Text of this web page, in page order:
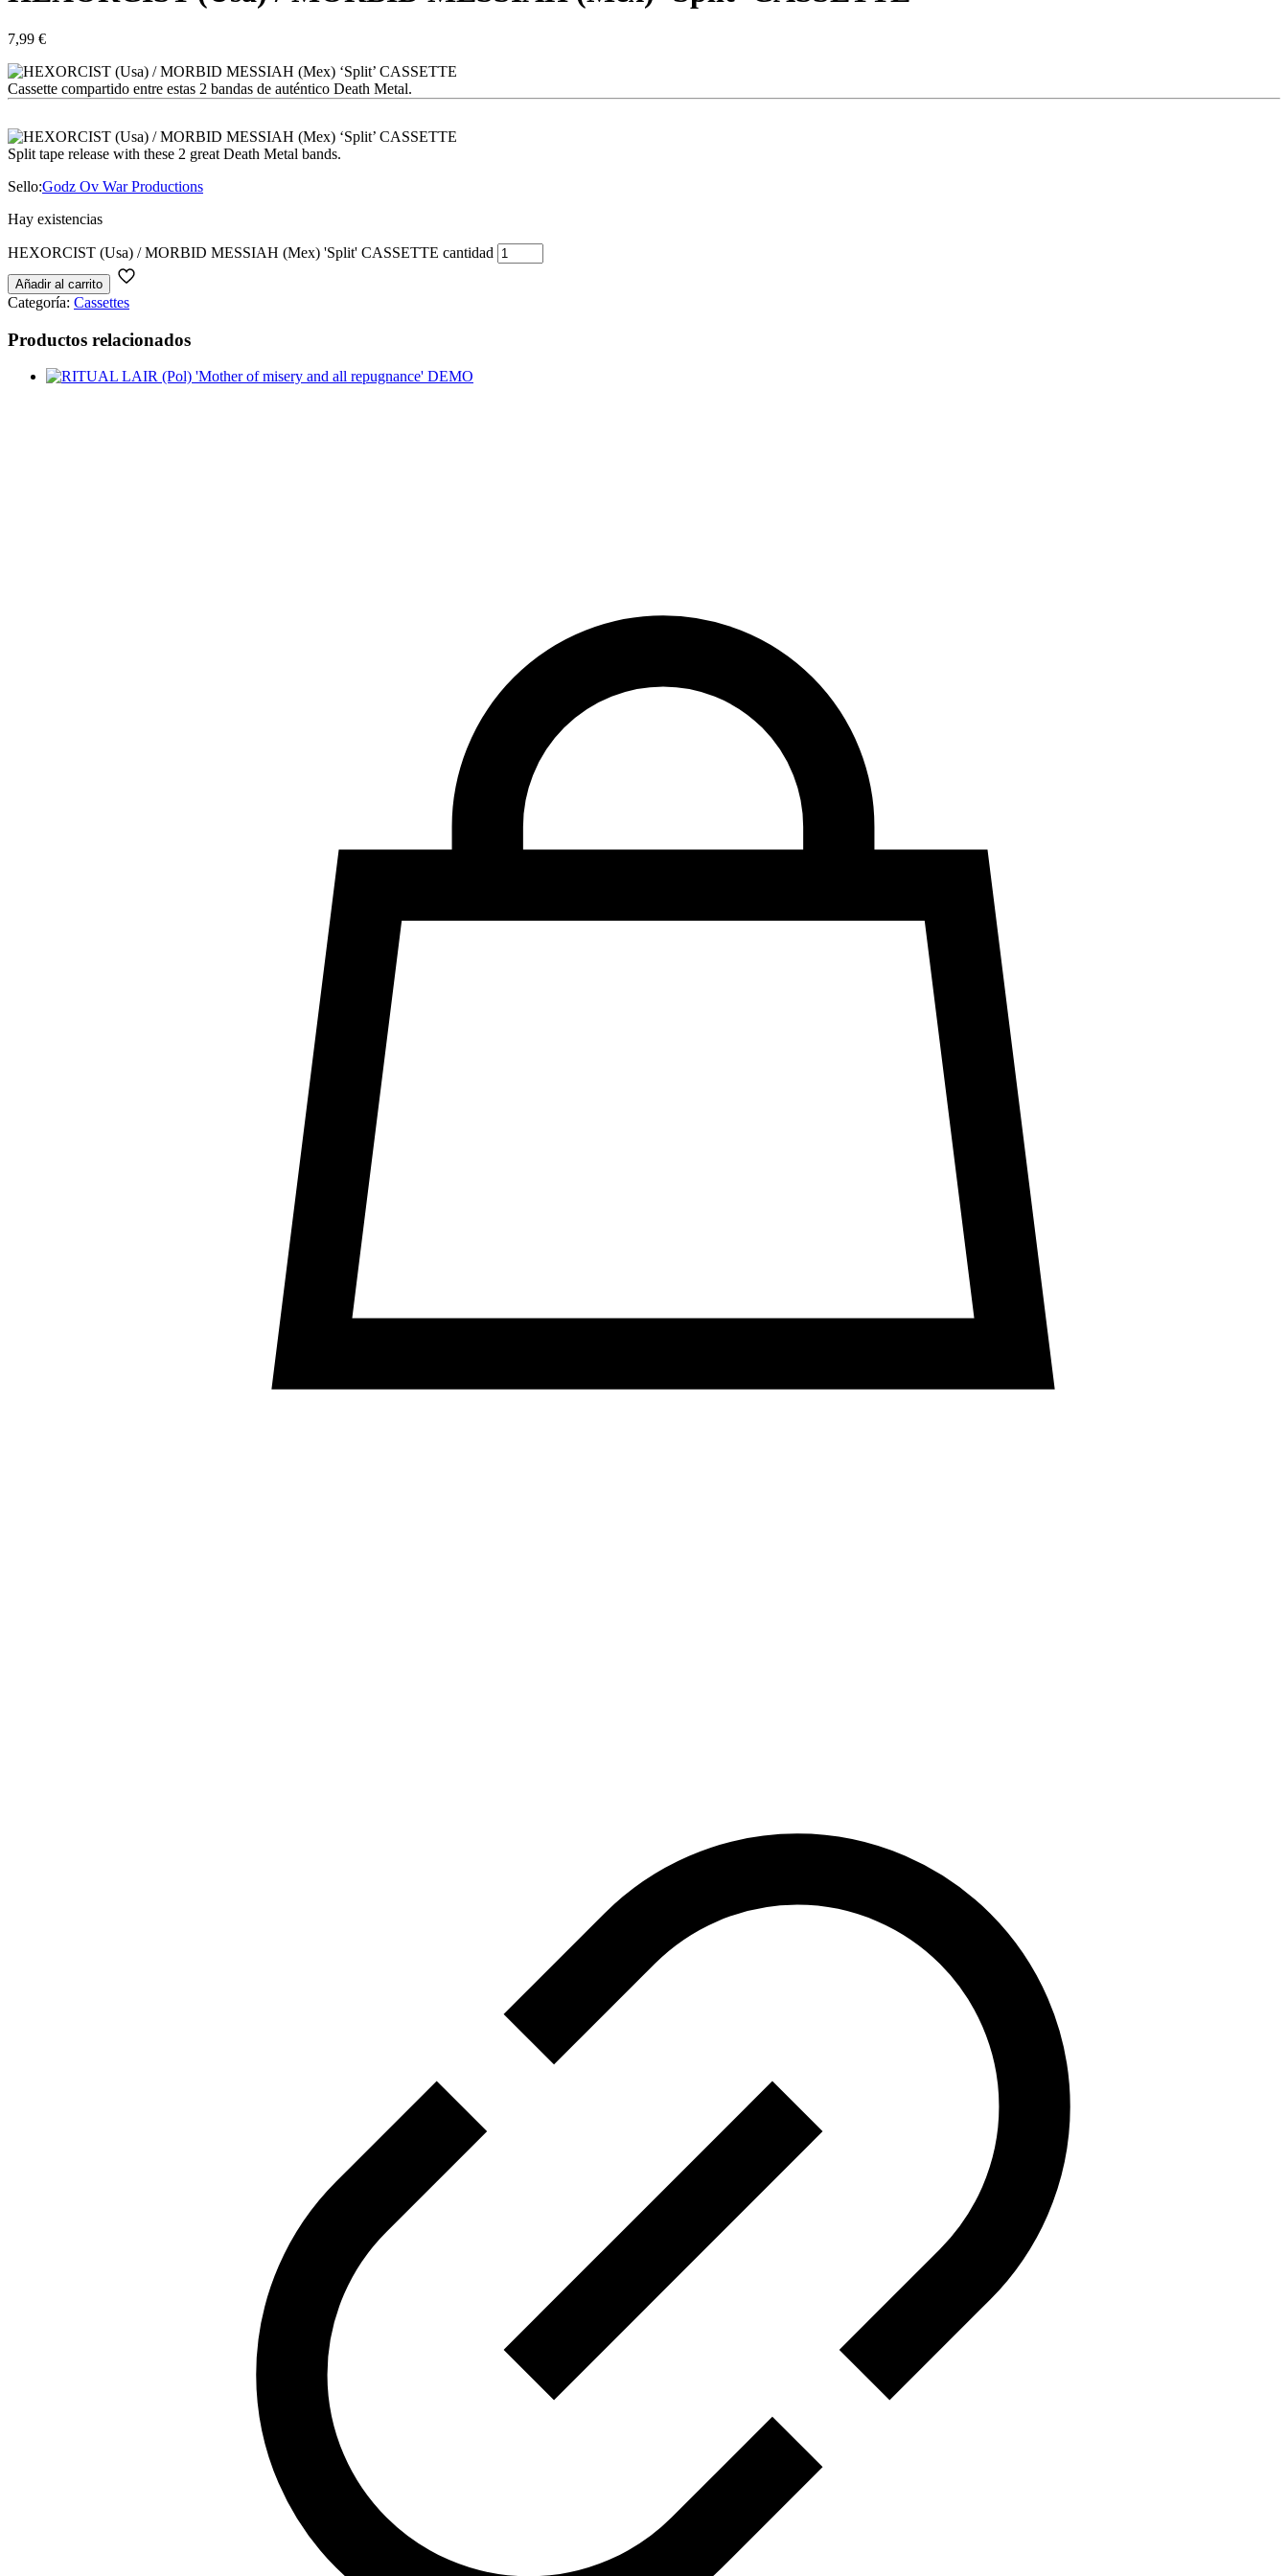
7,99 €
Cassette compartido entre estas 2 bandas de auténtico Death Metal.
Split tape release with these 2 great Death Metal bands.
Sello:Godz Ov War Productions
Hay existencias
HEXORCIST (Usa) / MORBID MESSIAH (Mex) 'Split' CASSETTE cantidad
Añadir al carrito
Categoría: Cassettes
Productos relacionados